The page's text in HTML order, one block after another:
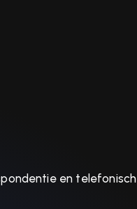
en telefonisch